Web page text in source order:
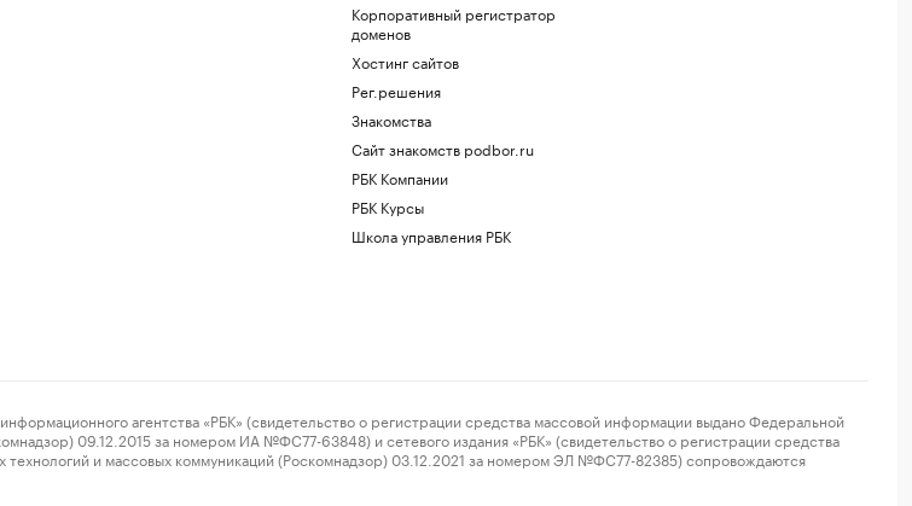
Корпоративный регистратор
доменов
Хостинг сайтов
Рег.решения
Знакомства
Сайт знакомств podbor.ru
РБК Компании
РБК Курсы
Школа управления РБК
агентства «РБК» (свидетельство о регистрации средства массовой информации выдано Федеральной
09.12.2015 за номером ИА №ФС77-63848) и сетевого издания «РБК» (свидетельство о регистрации средства
и массовых коммуникаций (Роскомнадзор) 03.12.2021 за номером ЭЛ №ФС77-82385) сопровождаются